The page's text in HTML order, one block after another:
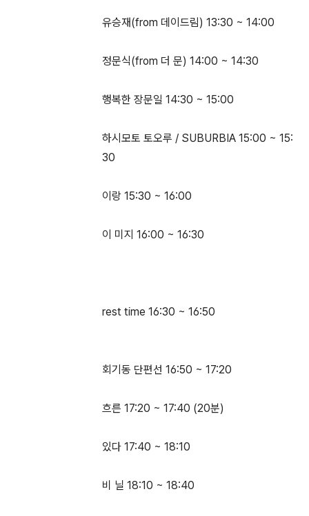
유승재(from 데이드림) 13:30 ~ 14:00
정문식(from 더 문) 14:00 ~ 14:30
행복한 장문일 14:30 ~ 15:00
하시모토 토오루 / SUBURBIA 15:00 ~ 15:
30
이랑 15:30 ~ 16:00
이 미지 16:00 ~ 16:30
rest time 16:30 ~ 16:50
회기동 단편선 16:50 ~ 17:20
흐른 17:20 ~ 17:40 (20분)
있다 17:40 ~ 18:10
비 닐 18:10 ~ 18:40